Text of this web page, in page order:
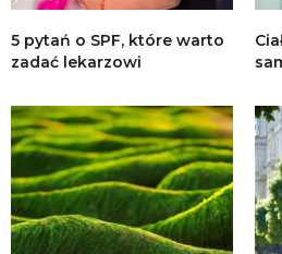
5 pytań o SPF, które warto
zadać lekarzowi